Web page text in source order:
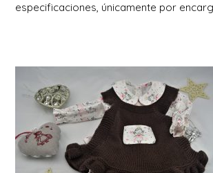
especificaciones, únicamente por